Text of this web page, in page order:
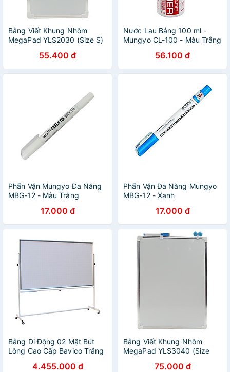
Bảng Viết Khung Nhôm
MegaPad YLS2030 (Size S)
55.400 đ
Nước Lau Bảng 100 ml -
Mungyo CL-100 - Màu Trắng
56.100 đ
Phấn Vặn Mungyo Đa Năng
MBG-12 - Màu Trắng
17.000 đ
Phấn Vặn Đa Năng Mungyo
MBG-12 - Xanh
17.000 đ
Bảng Di Động 02 Mặt Bút
Lông Cao Cấp Bavico Trắng
4.455.000 đ
Bảng Viết Khung Nhôm
MegaPad YLS3040 (Size
75.000 đ